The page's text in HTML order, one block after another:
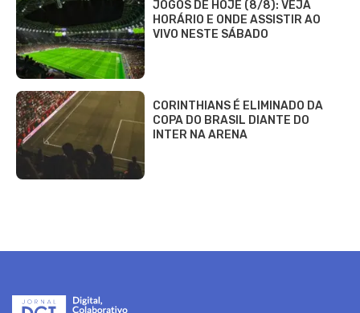
JOGOS DE HOJE (8/8): VEJA
HORÁRIO E ONDE ASSISTIR AO
VIVO NESTE SÁBADO
CORINTHIANS É ELIMINADO DA
COPA DO BRASIL DIANTE DO
INTER NA ARENA